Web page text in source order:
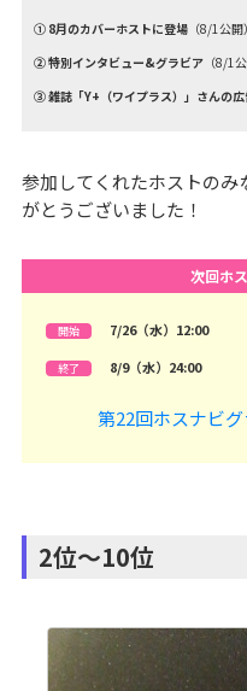
① 8月のカバーホストに登場（8/1公開）
② 特別インタビュー&グラビア（8/1公
③ 雑誌「Y+（ワイプラス）」さんの
参加してくれたホストのみ
がとうございました！
次回ホ
開始 7/26（水）12:00
終了 8/9（水）24:00
第22回ホスナビ
2位～10位